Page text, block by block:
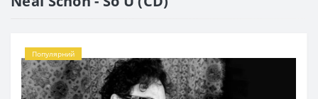
Популярний